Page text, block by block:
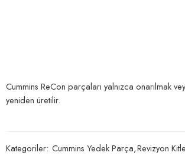
Cummins ReCon parçaları yalnızca onarılmak
yeniden üretilir.
Kategoriler: Cummins Yedek Parça,Revizyon